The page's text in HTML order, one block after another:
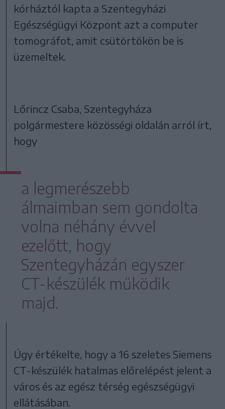
kórháztól kapta a Szentegyházi
Egészségügyi Központ azt a computer
tomográfot, amit csütörtökön be is
üzemeltek.
Lőrincz Csaba, Szentegyháza
polgármestere közösségi oldalán arról írt,
hogy
a legmerészebb
álmaimban sem gondolta
volna néhány évvel
ezelőtt, hogy
Szentegyházán egyszer
CT-készülék működik
majd.
Úgy értékelte, hogy a 16 szeletes Siemens
CT-készülék hatalmas előrelépést jelent a
város és az egész térség egészségügyi
ellátásában.